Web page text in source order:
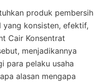
produk pembersih
konsisten, efektif,
Cair Konsentrat
menjadikannya
para pelaku usaha
alasan mengapa